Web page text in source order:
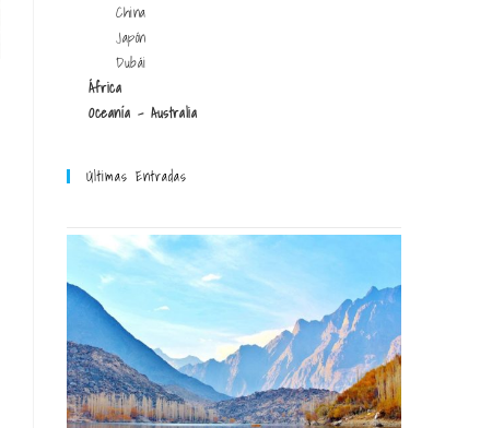
China
Japón
Dubái
África
Oceanía - Australia
Últimas Entradas